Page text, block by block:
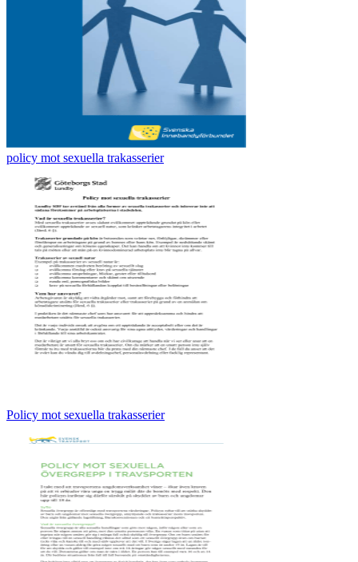
policy mot sexuella trakasserier
Policy mot sexuella trakasserier